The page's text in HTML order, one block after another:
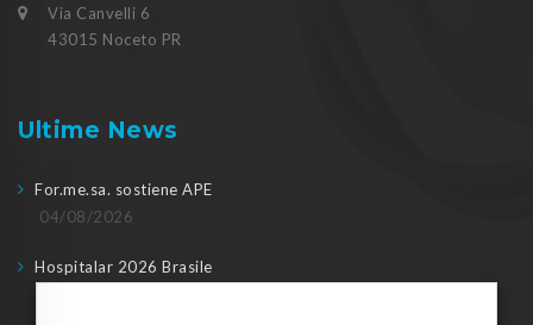
Via Canvelli 6
43015 Noceto PR
Ultime News
For.me.sa. sostiene APE
04/08/2026
Hospitalar 2026 Brasile